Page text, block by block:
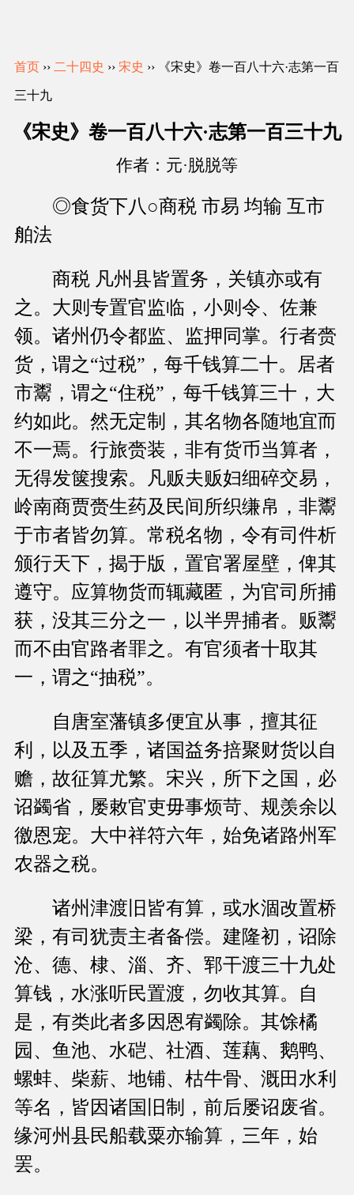
首页 ›› 二十四史 ›› 宋史 ›› 《宋史》卷一百八十六·志第一百
三十九
《宋史》卷一百八十六·志第一百三十九
作者：元·脱脱等
◎食货下八○商税 市易 均输 互市
舶法
商税 凡州县皆置务，关镇亦或有
之。大则专置官监临，小则令、佐兼
领。诸州仍令都监、监押同掌。行者赍
货，谓之“过税”，每千钱算二十。居者
市鬻，谓之“住税”，每千钱算三十，大
约如此。然无定制，其名物各随地宜而
不一焉。行旅赍装，非有货币当算者，
无得发箧搜索。凡贩夫贩妇细碎交易，
岭南商贾赍生药及民间所织缣帛，非鬻
于市者皆勿算。常税名物，令有司件析
颁行天下，揭于版，置官署屋壁，俾其
遵守。应算物货而辄藏匿，为官司所捕
获，没其三分之一，以半畀捕者。贩鬻
而不由官路者罪之。有官须者十取其
一，谓之“抽税”。
自唐室藩镇多便宜从事，擅其征
利，以及五季，诸国益务掊聚财货以自
赡，故征算尤繁。宋兴，所下之国，必
诏蠲省，屡敕官吏毋事烦苛、规羡余以
徼恩宠。大中祥符六年，始免诸路州军
农器之税。
诸州津渡旧皆有算，或水涸改置桥
梁，有司犹责主者备偿。建隆初，诏除
沧、德、棣、淄、齐、郓干渡三十九处
算钱，水涨听民置渡，勿收其算。自
是，有类此者多因恩宥蠲除。其馀橘
园、鱼池、水硙、社酒、莲藕、鹅鸭、
螺蚌、柴薪、地铺、枯牛骨、溉田水利
等名，皆因诸国旧制，前后屡诏废省。
缘河州县民船载粟亦输算，三年，始
罢。